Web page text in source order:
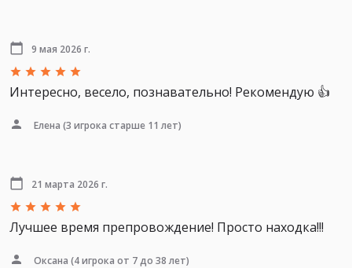
9 мая 2026 г.
Интересно, весело, познавательно! Рекомендую 👍
Елена (3 игрока старше 11 лет)
21 марта 2026 г.
Лучшее время препровождение! Просто находка!!!
Оксана (4 игрока от 7 до 38 лет)